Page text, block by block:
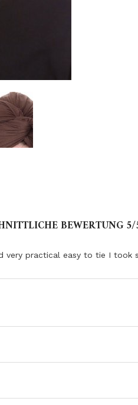
BEWERTUNG 5/
very practical easy to tie I took